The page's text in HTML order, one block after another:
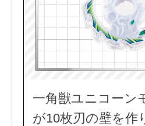
一角獣ユニコーン
が10枚刃の壁を作